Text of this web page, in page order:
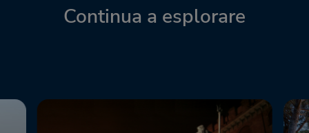
Continua a esplorare